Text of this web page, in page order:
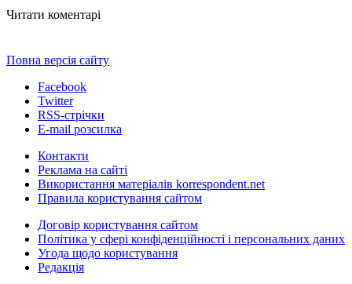
Читати коментарі
Повна версія сайту
Facebook
Twitter
RSS-стрічки
E-mail розсилка
Контакти
Реклама на сайті
Використання матеріалів korrespondent.net
Правила користування сайтом
Договір користування сайтом
Політика у сфері конфіденційності і персональних даних
Угода щодо користування
Редакція